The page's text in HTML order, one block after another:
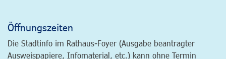
Öffnungszeiten
Die Stadtinfo im Rathaus-Foyer (Ausgabe beantragter
Ausweispapiere, Infomaterial, etc.) kann ohne Termin